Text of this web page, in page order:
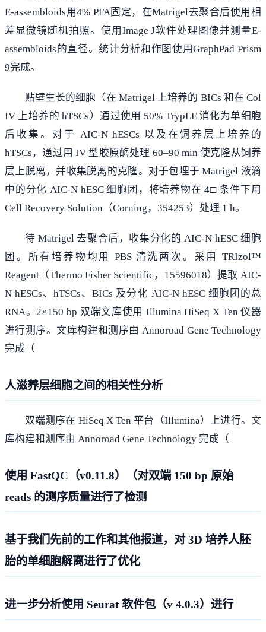
E-assembloids用4% PFA固定，在Matrigel去聚合后使用相
差显微镜随机拍照。使用Image J软件处理图像并测量E-
assembloids的直径。统计分析和作图使用GraphPad Prism
9完成。
贴壁生长的细胞（在 Matrigel 上培养的 BICs 和在 Col
IV 上培养的 hTSCs）通过使用 50% TrypLE 消化为单细胞
后收集。对于 AIC-N hESCs 以及在饲养层上培养的
hTSCs，通过用 IV 型胶原酶处理 60–90 min 使克隆从饲养
层上脱离，并收集脱离的克隆。对于包埋于 Matrigel 液滴
中的分化 AIC-N hESC 细胞团，将培养物在 4□ 条件下用
Cell Recovery Solution（Corning，354253）处理 1 h。
待 Matrigel 去聚合后，收集分化的 AIC-N hESC 细胞
团。所有培养物均用 PBS 清洗两次。采用 TRIzol™
Reagent（Thermo Fisher Scientific，15596018）提取 AIC-
N hESCs、hTSCs、BICs 及分化 AIC-N hESC 细胞团的总
RNA。2×150 bp 双端文库使用 Illumina HiSeq X Ten 仪器
进行测序。文库构建和测序由 Annoroad Gene Technology
完成（
人滋养层细胞之间的相关性分析
双端测序在 HiSeq X Ten 平台（Illumina）上进行。文
库构建和测序由 Annoroad Gene Technology 完成（
使用 FastQC（v0.11.8）（对双端 150 bp 原始
reads 的测序质量进行了检测
基于我们先前的工作和其他报道，对 3D 培养人胚
胎的单细胞解离进行了优化
进一步分析使用 Seurat 软件包（v 4.0.3）进行